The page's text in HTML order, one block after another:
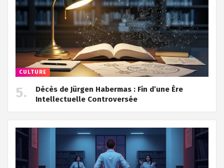
CULTURE
Décès de Jürgen Habermas : Fin d’une Ère
Intellectuelle Controversée